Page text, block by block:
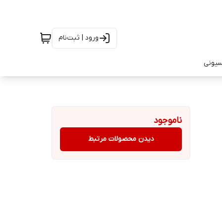
ورود | ثبت‌نام
ناموجود
دیدن محصولات مرتبط